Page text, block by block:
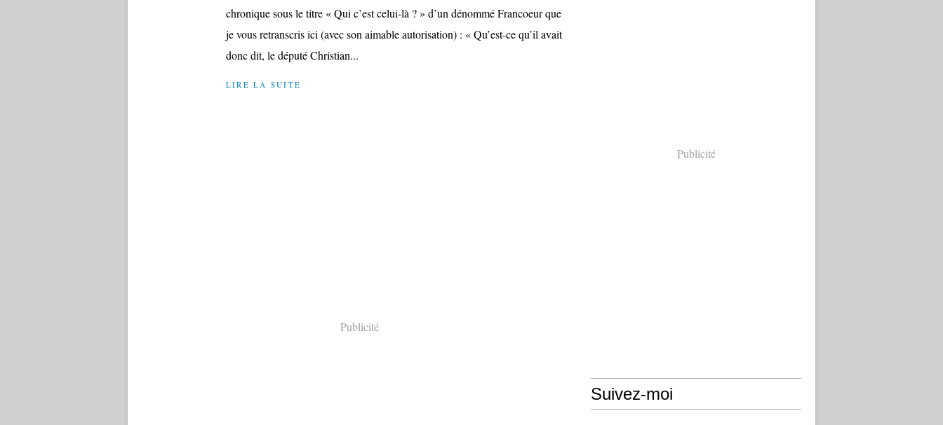
chronique sous le titre « Qui c’est celui-là ? » d’un dénommé Francoeur que
je vous retranscris ici (avec son aimable autorisation) : « Qu’est-ce qu’il avait
donc dit, le député Christian...
LIRE LA SUITE
Publicité
Publicité
Suivez-moi